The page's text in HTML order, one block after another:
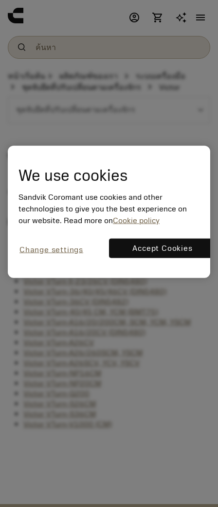
account_circle shopping_cart menu
หน้าเริ่มต้น chevron_right ผลิตภัณฑ์ของเรา chevron_right ระบบเครื่องมือ
ชุดจับยึดที่ปรับเปลี่ยนตามเครื่องจักร Victor
รายการตัวจับยึดเครื่องมือ
เครื่องกลึงที่มีฟังก์ชั่นการกัด
Victor VTurn II-16/20CV (DIN1809)
Victor VTurn II-16/20CV (DIN5480)
Victor VTurn II-23/26BCV, YCV
Victor VTurn-36/40/45/46CV (DIN5480)
Victor VTurn-36CV (DIN5482)
Victor VTurn-40/45 CM, YCM (BMT75)
Victor VTurn-A16/20/200CM, SCM, YCM, YSCM
Victor VTurn-A16/20CV (DIN5480)
Victor VTurn-A26CV
Victor VTurn-A26/260SCM, YSCM
Victor VTurn-A26SCV, YCV, YSCV
Victor VTurn-NP16CM
Victor VTurn-NP20CM
Victor VTurn-Q200
Victor VTurn-S26CM
Victor VTurn-S36CM
Victor VTurn-V1000 (CM)
We use cookies
Sandvik Coromant use cookies and other
technologies to give you the best experience on
our website. Read more onCookie policy
Change settings Accept Cookies